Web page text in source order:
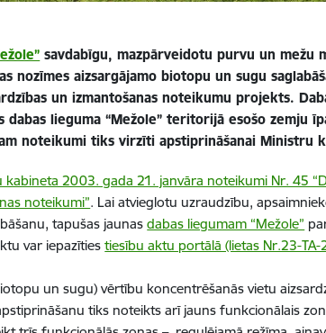
savdabīgu, mazpārveidotu purvu un mežu
nozīmes aizsargājamo biotopu un sugu
un izmantošanas noteikumu projekts.
lieguma “Mežole” teritorijā esošo zemju
noteikumi tiks virzīti apstiprināšanai Ministru
kabineta 2003. gada 21. janvāra noteikumi Nr. 45
noteikumi”. Lai atvieglotu uzraudzību,
tapušas jaunasdabas liegumam “Mežole”
var iepazītiestiesību aktu portālā (lietas Nr.23-TA-
un sugu) vērtību koncentrēšanās vietu
tiks noteikts arī jauns funkcionālais